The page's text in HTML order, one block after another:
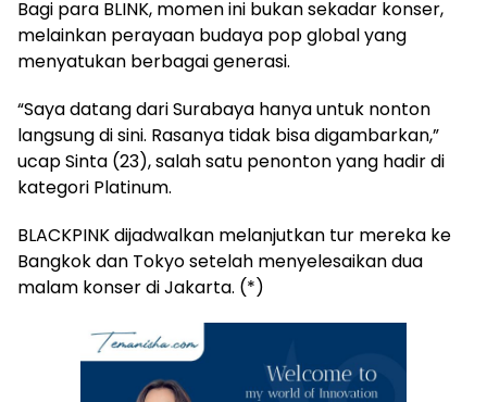
Bagi para BLINK, momen ini bukan sekadar konser,
melainkan perayaan budaya pop global yang
menyatukan berbagai generasi.
“Saya datang dari Surabaya hanya untuk nonton
langsung di sini. Rasanya tidak bisa digambarkan,”
ucap Sinta (23), salah satu penonton yang hadir di
kategori Platinum.
BLACKPINK dijadwalkan melanjutkan tur mereka ke
Bangkok dan Tokyo setelah menyelesaikan dua
malam konser di Jakarta. (*)